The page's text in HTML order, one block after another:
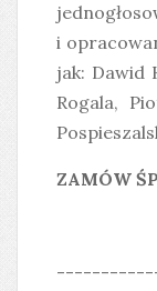
i
jak: Dawid
Rogala,
ZAMÓW